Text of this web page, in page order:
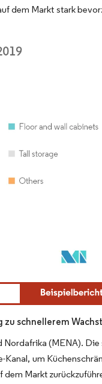
dem Markt stark
schnellerem
(MENA). Die
um
dem Markt